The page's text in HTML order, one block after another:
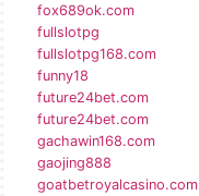
fox689ok.com
fullslotpg
fullslotpg168.com
funny18
future24bet.com
future24bet.com
gachawin168.com
gaojing888
goatbetroyalcasino.com